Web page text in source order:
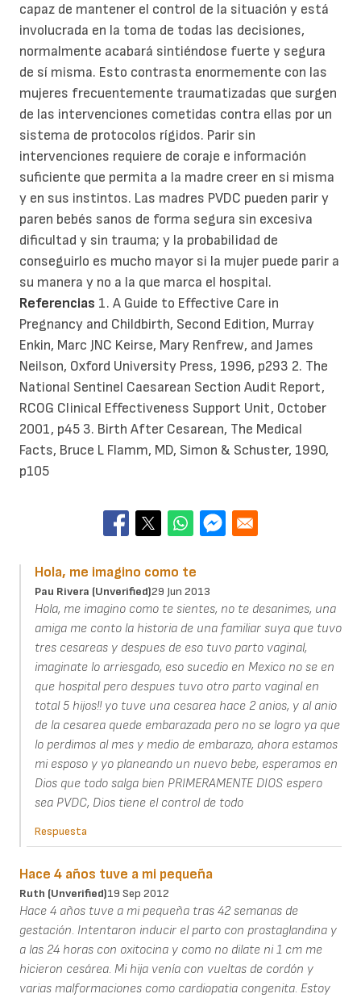
capaz de mantener el control de la situación y está
involucrada en la toma de todas las decisiones,
normalmente acabará sintiéndose fuerte y segura
de sí misma. Esto contrasta enormemente con las
mujeres frecuentemente traumatizadas que surgen
de las intervenciones cometidas contra ellas por un
sistema de protocolos rígidos. Parir sin
intervenciones requiere de coraje e información
suficiente que permita a la madre creer en si misma
y en sus instintos. Las madres PVDC pueden parir y
paren bebés sanos de forma segura sin excesiva
dificultad y sin trauma; y la probabilidad de
conseguirlo es mucho mayor si la mujer puede parir a
su manera y no a la que marca el hospital.
Referencias 1. A Guide to Effective Care in
Pregnancy and Childbirth, Second Edition, Murray
Enkin, Marc JNC Keirse, Mary Renfrew, and James
Neilson, Oxford University Press, 1996, p293 2. The
National Sentinel Caesarean Section Audit Report,
RCOG Clinical Effectiveness Support Unit, October
2001, p45 3. Birth After Cesarean, The Medical
Facts, Bruce L Flamm, MD, Simon & Schuster, 1990,
p105
Hola, me imagino como te
Pau Rivera (unverified)29 Jun 2013
Hola, me imagino como te sientes, no te desanimes, una
amiga me conto la historia de una familiar suya que tuvo
tres cesareas y despues de eso tuvo parto vaginal,
imaginate lo arriesgado, eso sucedio en Mexico no se en
que hospital pero despues tuvo otro parto vaginal en
total 5 hijos!! yo tuve una cesarea hace 2 anios, y al anio
de la cesarea quede embarazada pero no se logro ya que
lo perdimos al mes y medio de embarazo, ahora estamos
mi esposo y yo planeando un nuevo bebe, esperamos en
Dios que todo salga bien PRIMERAMENTE DIOS espero
sea PVDC, Dios tiene el control de todo
Respuesta
Hace 4 años tuve a mi pequeña
Ruth (unverified)19 Sep 2012
Hace 4 años tuve a mi pequeña tras 42 semanas de
gestación. Intentaron inducir el parto con prostaglandina y
a las 24 horas con oxitocina y como no dilate ni 1 cm me
hicieron cesárea. Mi hija venía con vueltas de cordón y
varias malformaciones como cardiopatia congenita. Estoy